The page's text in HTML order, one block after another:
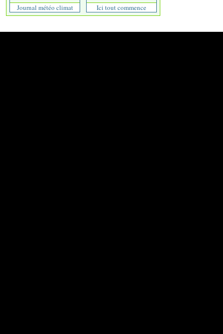
Journal météo climat Ici tout commence